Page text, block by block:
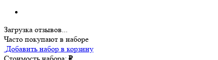
Загрузка отзывов...
Часто покупают в наборе
Добавить набор в корзину